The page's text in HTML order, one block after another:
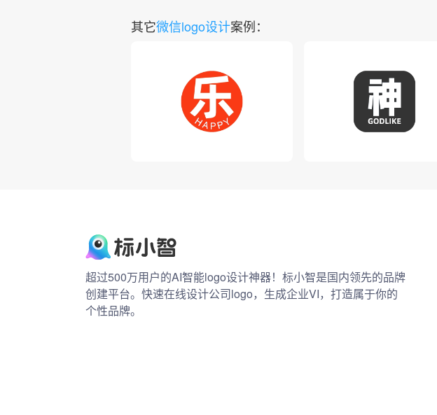
其它微信logo设计案例：
超过500万用户的AI智能logo设计神器！标小智是国内领先的品牌
创建平台。快速在线设计公司logo，生成企业VI，打造属于你的
个性品牌。